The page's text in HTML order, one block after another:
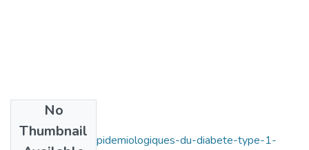
No
Thumbnail
caracteristiques-epidemiologiques-du-diabete-type-1-